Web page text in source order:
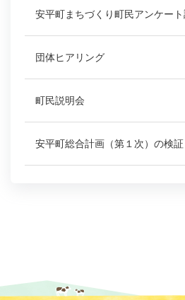
安平町まちづくり町民アンケー
団体ヒアリング
町民説明会
安平町総合計画（第１次）の検証